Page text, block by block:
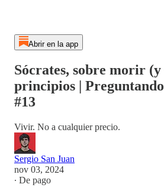
Abrir en la app
Sócrates, sobre morir
principios |
#13
Vivir. No a cualquier precio.
Sergio San Juan
nov 03, 2024
∙ De pago